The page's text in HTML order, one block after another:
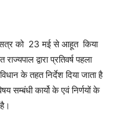
को 23 मई से आहूत किया
द्वारा प्रतिवर्ष पहला
के तहत निर्देश दिया जाता है
सम्बंधी कार्यो के एवं निर्णयों के